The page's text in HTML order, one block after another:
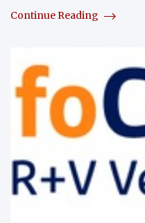
Continue Reading